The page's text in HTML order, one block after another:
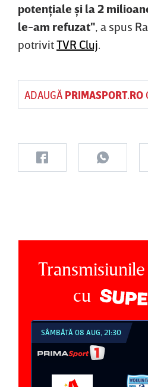
potenţiale şi la 2
le-am refuzat" , a spus
potrivitTVR Cluj
ADAUGĂ PRIMASPORT.RO
cu
SÂMBĂTĂ 08 AUG, 21:30